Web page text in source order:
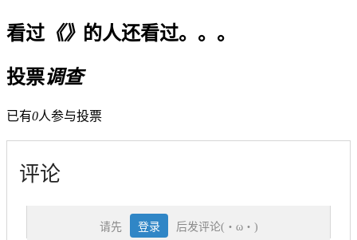
看过《》 的人还看过。。。
投票调查
已有0人参与投票
评论
请先 登录 后发评论(・ω・)